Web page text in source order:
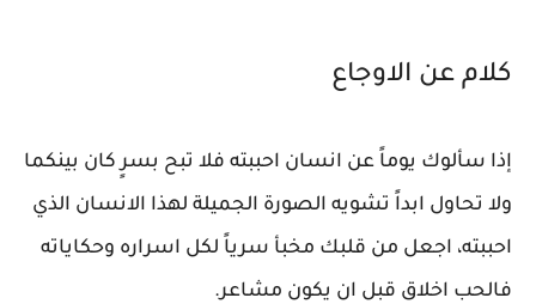
كلام عن الاوجاع
إذا سألوك يوماً عن انسان احببته فلا تبح بسرٍ كان بينكما
ولا تحاول ابداً تشويه الصورة الجميلة لهذا الانسان الذي
احببته، اجعل من قلبك مخبأ سرياً لكل اسراره وحكاياته
فالحب اخلاق قبل ان يكون مشاعر.